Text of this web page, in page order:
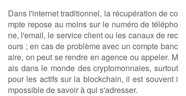
Dans l'internet traditionnel, la récupération de co
mpte repose au moins sur le numéro de télépho
ne, l'email, le service client ou les canaux de rec
ours ; en cas de problème avec un compte banc
aire, on peut se rendre en agence ou appeler. M
ais dans le monde des cryptomonnaies, surtout
pour les actifs sur la blockchain, il est souvent i
mpossible de savoir à qui s'adresser.